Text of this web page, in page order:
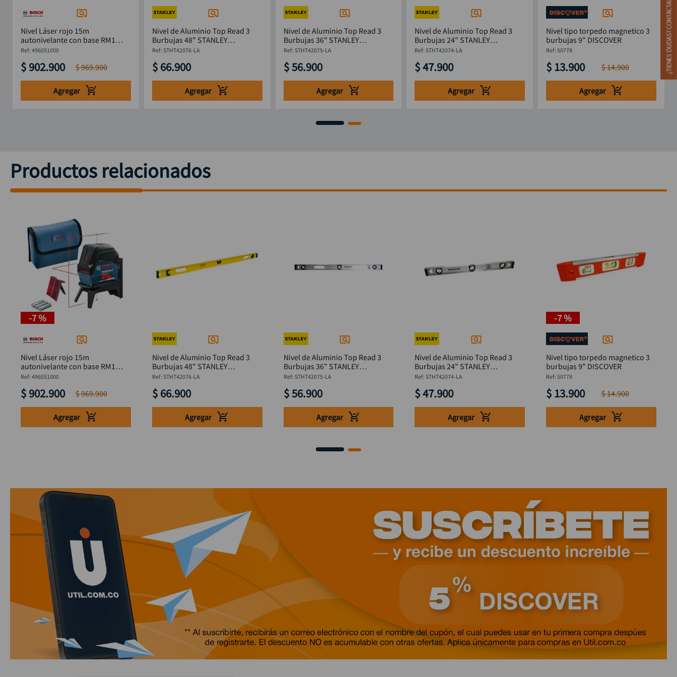
Nivel Láser rojo 15m
autonivelante con base RM1
BOSCH GCL-2-15
: 496051000
$ 902.900 $969.900
Agregar
Nivel de Aluminio Top Read 3
Burbujas 48" STANLEY
STHT42076-LA 1220mm
: STHT42076-LA
$ 66.900
Agregar
Nivel de Aluminio Top Read 3
Burbujas 36" STANLEY
STHT42075-LA
: STHT42075-LA
$56.900
Agregar
Nivel de Aluminio Top Read 3
Burbujas 24" STANLEY
STHT42074-LA
: STHT42074-LA
$47.900
Agregar
Nivel tipo torpedo magnetico 3
burbujas 9" DISCOVER
:50778
$ 13.900 $14.900
Agregar
Productos relacionados
-7 %
Nivel Láser rojo 15m
autonivelante con base RM1
BOSCH GCL-2-15
: 496051000
$ 902.900 $969.900
Agregar
Nivel de Aluminio Top Read 3
Burbujas 48" STANLEY
STHT42076-LA 1220mm
: STHT42076-LA
$ 66.900
Agregar
Nivel de Aluminio Top Read 3
Burbujas 36" STANLEY
STHT42075-LA
: STHT42075-LA
$56.900
Agregar
Nivel de Aluminio Top Read 3
Burbujas 24" STANLEY
STHT42074-LA
: STHT42074-LA
$47.900
Agregar
-7 %
Nivel tipo torpedo magnetico 3
burbujas 9" DISCOVER
:50778
$ 13.900 $14.900
Agregar